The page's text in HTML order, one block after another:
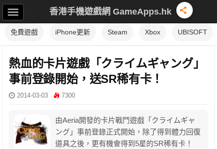
香港手機遊戲網 GameApps.hk
免費遊戲 iPhone更新 Steam Xbox UBISOFT
熱血的卡片遊戲「クライムギャング」
事前登錄開始，送SR稀有卡！
2014-03-03 7300
由Aeria開發的卡片戰鬥遊戲「クライムギャ
ング」事前登錄正式開始，除了得到體力回復
道具之後，更有機會得到5星的SR稀有卡！